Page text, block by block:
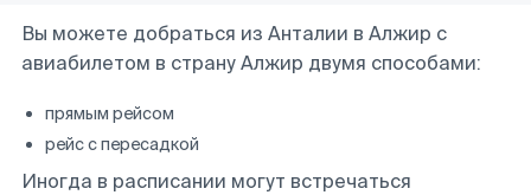
Вы можете добраться из Анталии в Алжир с
авиабилетом в страну Алжир двумя способами:
прямым рейсом
рейс с пересадкой
Иногда в расписании могут встречаться